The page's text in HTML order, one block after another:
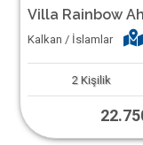
Villa Rainbow
Kalkan / İslamlar
2 Kişilik